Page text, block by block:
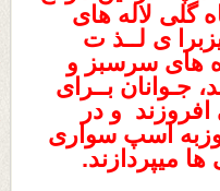
گلی لاله های
ی لــذ ت
های سرسبز و
جـوانان بــرای
افروزند و در
اسپ سواری
میپردازند.